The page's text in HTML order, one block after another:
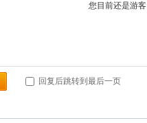
您目前还是游
回复后跳转到最后一页